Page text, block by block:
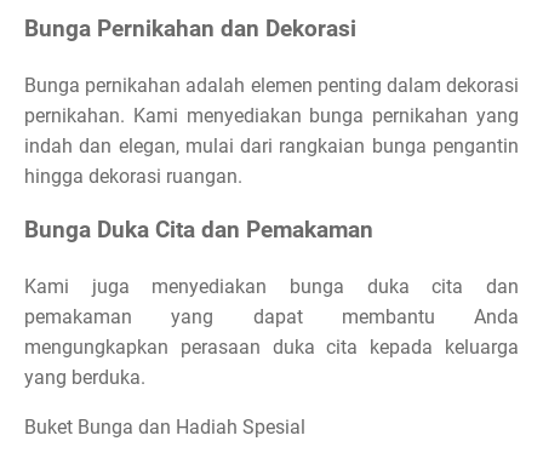
Bunga Pernikahan dan Dekorasi
Bunga pernikahan adalah elemen penting dalam dekorasi
pernikahan. Kami menyediakan bunga pernikahan yang
indah dan elegan, mulai dari rangkaian bunga pengantin
hingga dekorasi ruangan.
Bunga Duka Cita dan Pemakaman
Kami juga menyediakan bunga duka cita dan
pemakaman yang dapat membantu Anda
mengungkapkan perasaan duka cita kepada keluarga
yang berduka.
Buket Bunga dan Hadiah Spesial